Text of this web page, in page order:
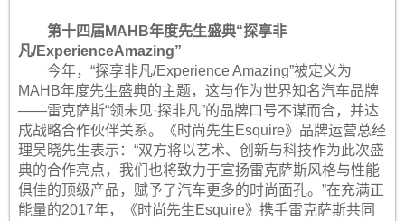
第十四届MAHB年度先生盛典“探享非
凡/ExperienceAmazing”
今年，“探享非凡/Experience Amazing”被定义为
MAHB年度先生盛典的主题，这与作为世界知名汽车品牌
——雷克萨斯“领未见·探非凡”的品牌口号不谋而合，并达
成战略合作伙伴关系。《时尚先生Esquire》品牌运营总经
理吴晓先生表示：“双方将以艺术、创新与科技作为此次盛
典的合作亮点，我们也将致力于宣扬雷克萨斯风格与性能
俱佳的顶级产品，赋予了汽车更多的时尚面孔。”在充满正
能量的2017年，《时尚先生Esquire》携手雷克萨斯共同